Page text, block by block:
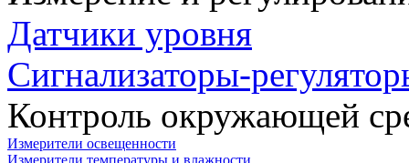
Датчики уровня
Сигнализаторы-
Контроль окружающей
Измерители освещенности